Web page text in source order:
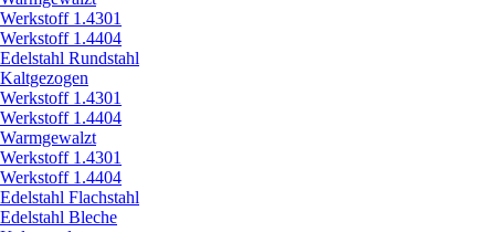
Werkstoff 1.4301
Werkstoff 1.4404
Edelstahl Rundstahl
Kaltgezogen
Werkstoff 1.4301
Werkstoff 1.4404
Warmgewalzt
Werkstoff 1.4301
Werkstoff 1.4404
Edelstahl Flachstahl
Edelstahl Bleche